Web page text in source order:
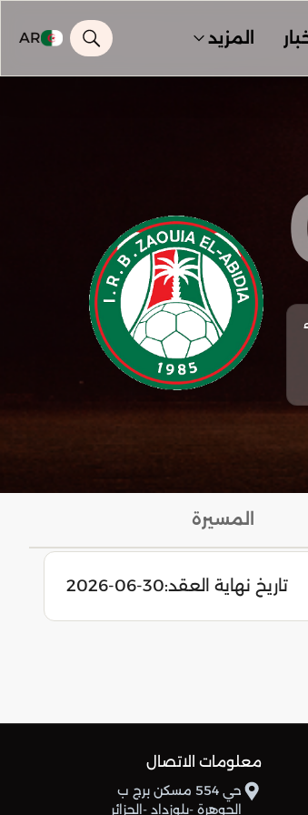
المزيد AR
المسيرة
تاريخ نهاية العقد:2026-06-30
معلومات الاتصال
حي 554 مسكن برج ب
الجوهرة -بلوزداد -الجزائر